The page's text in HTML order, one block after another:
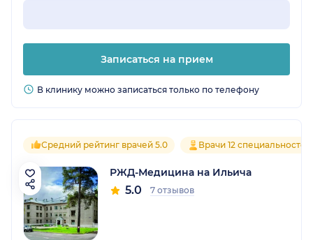
Записаться на прием
В клинику можно записаться только по телефону
Средний рейтинг врачей 5.0 Врачи 12 специальностей
РЖД-Медицина на Ильича
5.0 7 отзывов